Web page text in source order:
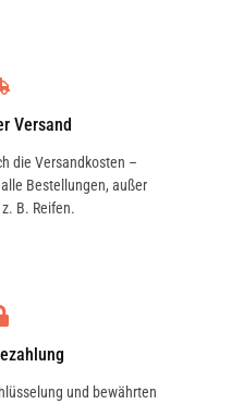
Versand
die Versandkosten –
Bestellungen, außer
B. Reifen.
und bewährten